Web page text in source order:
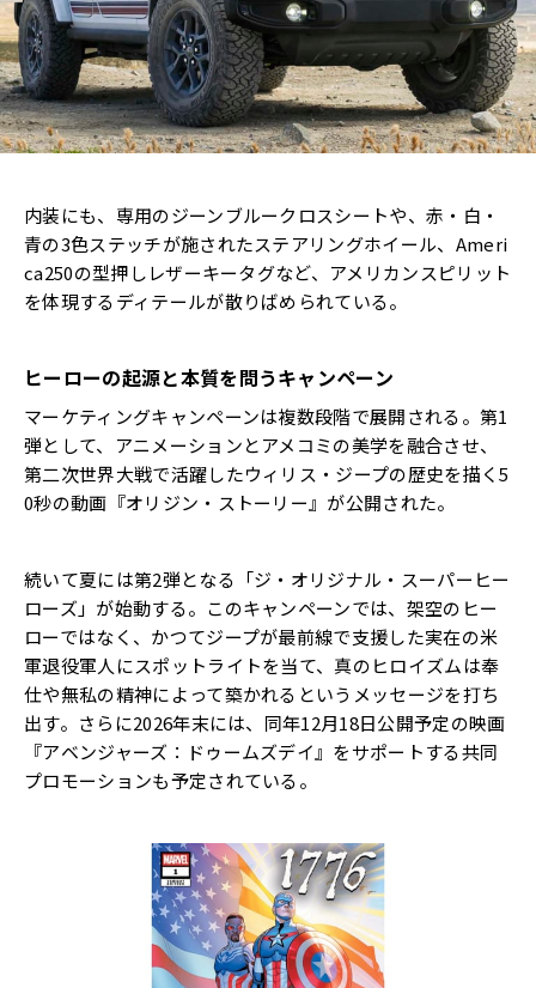
内装にも、専用のジーンブルークロスシートや、赤・白・
青の3色ステッチが施されたステアリングホイール、Ameri
ca250の型押しレザーキータグなど、アメリカンスピリット
を体現するディテールが散りばめられている。
ヒーローの起源と本質を問うキャンペーン
マーケティングキャンペーンは複数段階で展開される。第1
弾として、アニメーションとアメコミの美学を融合させ、
第二次世界大戦で活躍したウィリス・ジープの歴史を描く5
0秒の動画『オリジン・ストーリー』が公開された。
続いて夏には第2弾となる「ジ・オリジナル・スーパーヒー
ローズ」が始動する。このキャンペーンでは、架空のヒー
ローではなく、かつてジープが最前線で支援した実在の米
軍退役軍人にスポットライトを当て、真のヒロイズムは奉
仕や無私の精神によって築かれるというメッセージを打ち
出す。さらに2026年末には、同年12月18日公開予定の映画
『アベンジャーズ：ドゥームズデイ』をサポートする共同
プロモーションも予定されている。